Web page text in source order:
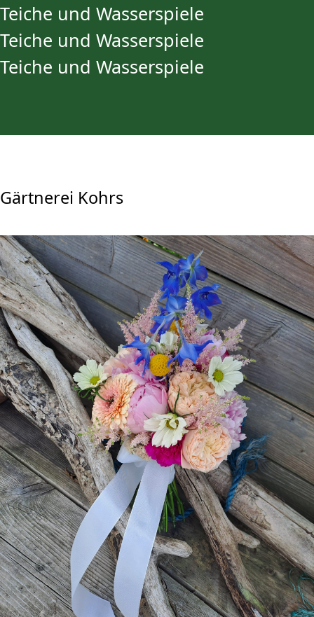
Teiche und Wasserspiele
Teiche und Wasserspiele
Teiche und Wasserspiele
Gärtnerei Kohrs